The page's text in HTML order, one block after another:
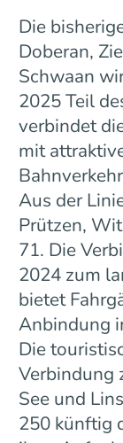
Die
Doberan,
Schwaan
2025 Teil
verbindet
mit
Aus der
Prützen,
71. Die
2024 zum
bietet
Anbindung
Die
Verbindung
See und
250 künftig